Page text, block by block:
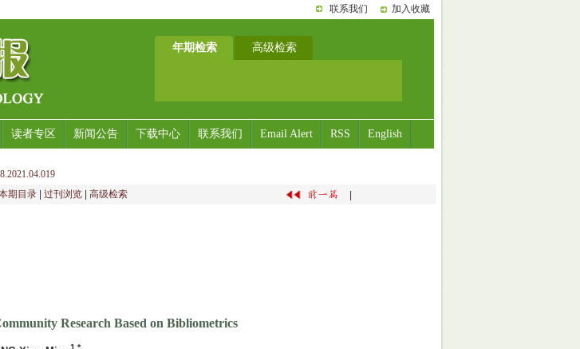
联系我们 加入收藏
年期检索 高级检索
读者专区 新闻公告 下载中心 联系我们 Email Alert RSS English
期目录 过刊浏览 高级检索
Research Based on Bibliometrics